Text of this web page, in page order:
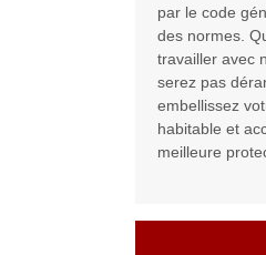
par le code
des normes.
travailler avec
serez pas
embellissez
habitable et
meilleure